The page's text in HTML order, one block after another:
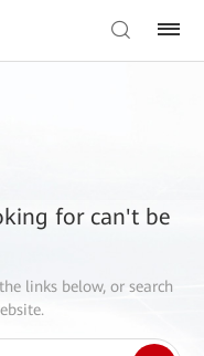
for can't be
links below, or search